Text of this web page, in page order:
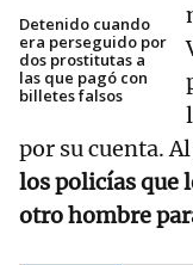
Detenido cuando
era perseguido por
dos prostitutas a
las que pagó con
billetes falsos
por su cuenta.
los policías que
otro hombre